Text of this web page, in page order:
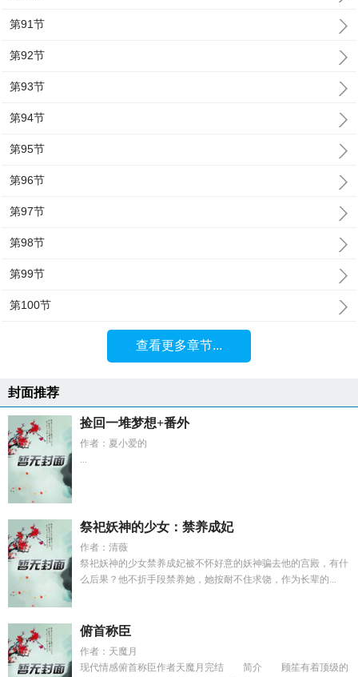
第91节
第92节
第93节
第94节
第95节
第96节
第97节
第98节
第99节
第100节
查看更多章节...
封面推荐
捡回一堆梦想+番外
作者：夏小爱的
...
祭祀妖神的少女：禁养成妃
作者：清薇
祭祀妖神的少女禁养成妃被不怀好意的妖神骗去他的宫殿，有什
么后果？他不折手段禁养她，她按耐不住求饶，作为长辈的...
俯首称臣
作者：天魔月
现代情感俯首称臣作者天魔月完结 简介 顾笙有着顶级的